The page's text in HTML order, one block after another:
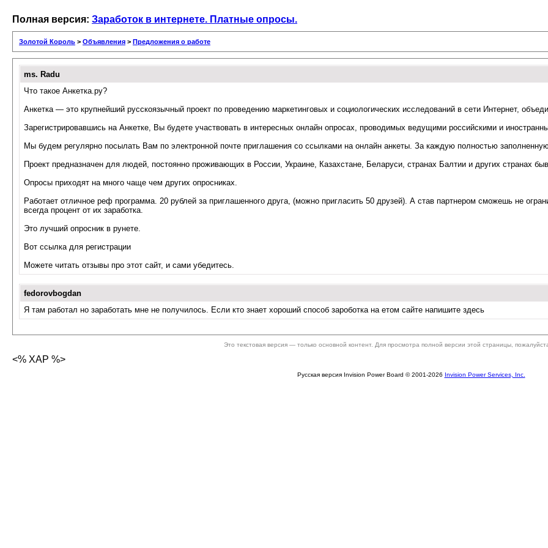
Полная версия: Заработок в интернете. Платные опросы.
Золотой Король > Объявления > Предложения о работе
ms. Radu
Что такое Анкетка.ру?
Анкетка — это крупнейший русскоязычный проект по проведению маркетинговых и социологических исследований в сети Интернет,
Зарегистрировавшись на Анкетке, Вы будете участвовать в интересных онлайн опросах, проводимых ведущими российскими и
Мы будем регулярно посылать Вам по электронной почте приглашения со ссылками на онлайн анкеты. За каждую полностью
Проект предназначен для людей, постоянно проживающих в России, Украине, Казахстане, Беларуси, странах Балтии и других странах
Опросы приходят на много чаще чем других опросниках.
Работает отличное реф программа. 20 рублей за приглашенного друга, (можно пригласить 50 друзей). А став партнером сможешь не
всегда процент от их заработка.
Это лучший опросник в рунете.
Вот ссылка для регистрации
Можете читать отзывы про этот сайт, и сами убедитесь.
fedorovbogdan
Я там работал но заработать мне не получилось. Если кто знает хороший способ зароботка на етом сайте напишите здесь
Это текстовая версия — только основной контент. Для просмотра полной версии этой страницы,
<% XAP %>
Русская версия Invision Power Board © 2001-2026 Invision Power Services, Inc.